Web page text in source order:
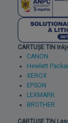
CARTUȘE TIN
CANON
Hewlett
XEROX
EPSON
LEXMARK
BROTHER